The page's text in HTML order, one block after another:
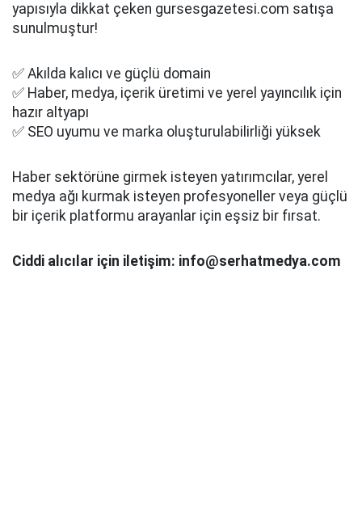
yapısıyla dikkat çeken gursesgazetesi.com satışa
sunulmuştur!
✅ Akılda kalıcı ve güçlü domain
✅ Haber, medya, içerik üretimi ve yerel yayıncılık için
hazır altyapı
✅ SEO uyumu ve marka oluşturulabilirliği yüksek
Haber sektörüne girmek isteyen yatırımcılar, yerel
medya ağı kurmak isteyen profesyoneller veya güçlü
bir içerik platformu arayanlar için eşsiz bir fırsat.
Ciddi alıcılar için iletişim: info@serhatmedya.com